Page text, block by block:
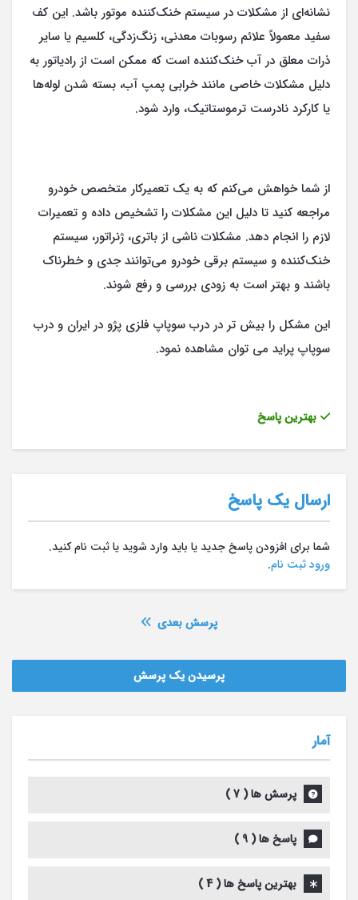
نشانه‌ای از مشکلات در سیستم خنک‌کننده موتور باشد. این کف
سفید معمولاً علائم رسوبات معدنی، زنگ‌زدگی، کلسیم یا سایر
ذرات معلق در آب خنک‌کننده است که ممکن است از رادیاتور به
دلیل مشکلات خاصی مانند خرابی پمپ آب، بسته شدن لوله‌ها
یا کارکرد نادرست ترموستاتیک، وارد شود.
از شما خواهش می‌کنم که به یک تعمیرکار متخصص خودرو
مراجعه کنید تا دلیل این مشکلات را تشخیص داده و تعمیرات
لازم را انجام دهد. مشکلات ناشی از باتری، ژنراتور، سیستم
خنک‌کننده و سیستم برقی خودرو می‌توانند جدی و خطرناک
باشند و بهتر است به زودی بررسی و رفع شوند.
این مشکل را بیش تر در درب سوپاپ فلزی پژو در ایران و درب
سوپاپ پراید می توان مشاهده نمود.
بهترین پاسخ
ارسال یک پاسخ
شما برای افزودن پاسخ جدید یا باید وارد شوید یا ثبت نام کنید.
ورودثبت نام.
پرسش بعدی
پرسیدن یک پرسش
آمار
پرسش ها ( 7
)
پاسخ ها ( 9
)
بهترین پاسخ ها (4
)